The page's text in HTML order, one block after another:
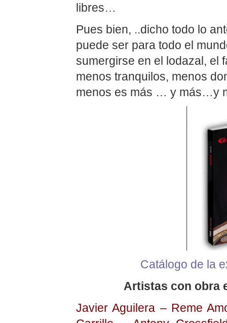
libres…
Pues bien, ..dicho todo lo
puede ser para todo el
sumergirse en el lodazal, el
menos tranquilos, menos
menos es más … y más…y
Catálogo de la
Artistas con obra
Javier Aguilera – Reme